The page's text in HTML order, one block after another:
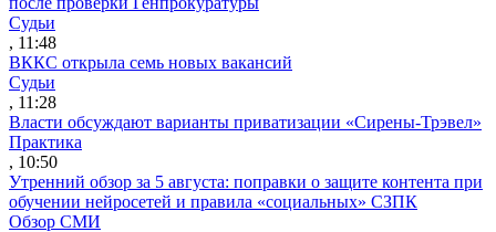
Судьи
, 11:48
ВККС открыла семь новых вакансий
Судьи
, 11:28
Власти обсуждают варианты приватизации «Сирены-Трэвел»
Практика
, 10:50
Утренний обзор за 5 августа: поправки о защите контента при
обучении нейросетей и правила «социальных» СЗПК
Обзор СМИ